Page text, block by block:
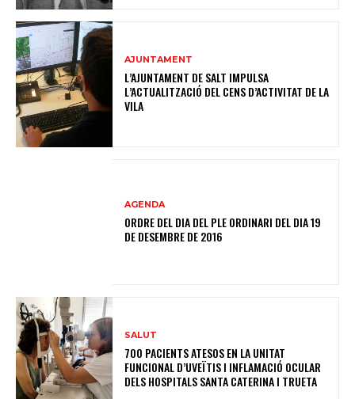
AJUNTAMENT
L’AJUNTAMENT DE SALT IMPULSA
L’ACTUALITZACIÓ DEL CENS D’ACTIVITAT DE LA
VILA
AGENDA
ORDRE DEL DIA DEL PLE ORDINARI DEL DIA 19
DE DESEMBRE DE 2016
SALUT
700 PACIENTS ATESOS EN LA UNITAT
FUNCIONAL D’UVEÏTIS I INFLAMACIÓ OCULAR
DELS HOSPITALS SANTA CATERINA I TRUETA